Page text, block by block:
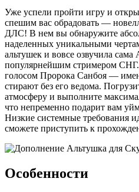
Уже успели пройти игру и
спешим вас обрадовать —
ДЛС! В нем вы обнаружите
наделенных уникальными
альтушек и вовсе озвучила
популярнейшим стримером
голосом Пророка Санбоя —
стирают без его ведома.
атмосферу и выполните
что непременно подарит вам
Низкие системные требования
сможете приступить к
Особенности